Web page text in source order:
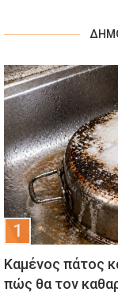
Καμένος πάτος
πώς θα τον